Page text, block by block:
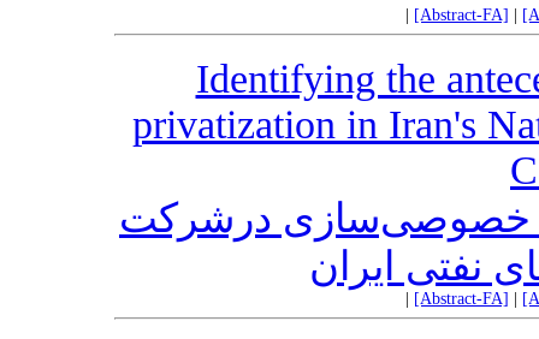
[Abstract-FA]
Identifying the
privatization in Iran's
خصوصی‌سازی درشرکت
نفتی ایران
[Abstract-FA]